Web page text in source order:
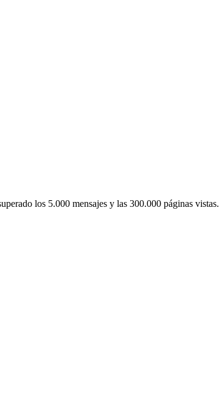
los 5.000 mensajes y las 300.000 páginas vistas.